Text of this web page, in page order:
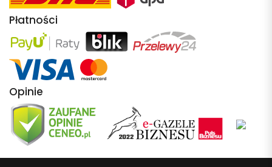
Płatności
Opinie